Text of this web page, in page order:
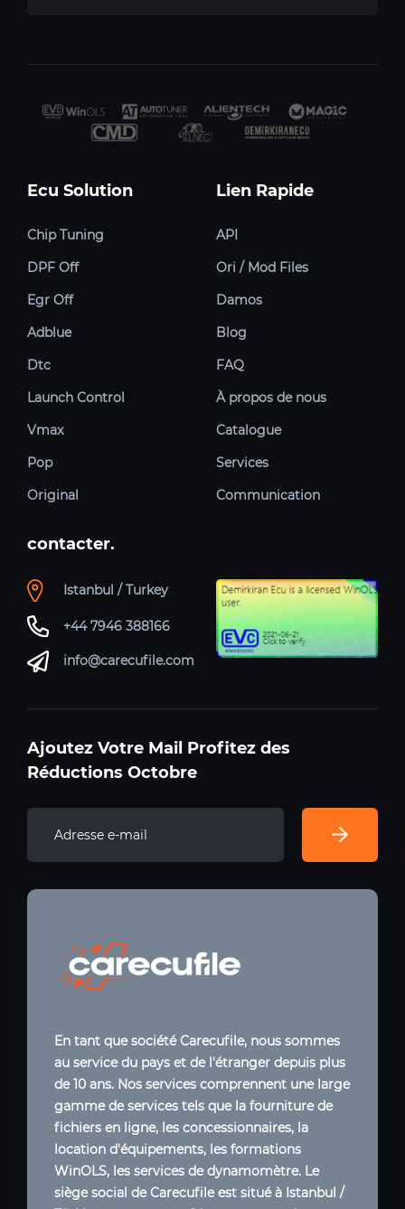
Ecu Solution
Chip Tuning
DPF Off
Egr Off
Adblue
Dtc
Launch Control
Vmax
Pop
Original
Lien Rapide
API
Ori / Mod Files
Damos
Blog
FAQ
À propos de nous
Catalogue
Services
Communication
contacter.
Istanbul / Turkey
+44 7946 388166
info@carecufile.com
Ajoutez Votre Mail Profitez des
Réductions Octobre
En tant que société Carecufile, nous sommes
au service du pays et de l'étranger depuis plus
de 10 ans. Nos services comprennent une large
gamme de services tels que la fourniture de
fichiers en ligne, les concessionnaires, la
location d'équipements, les formations
WinOLS, les services de dynamomètre. Le
siège social de Carecufile est situé à Istanbul /